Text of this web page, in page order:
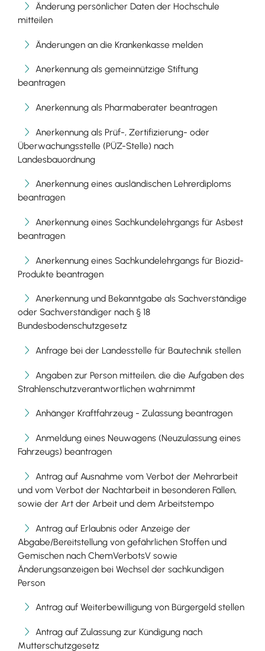
Änderung persönlicher Daten der Hochschule
mitteilen
Änderungen an die Krankenkasse melden
Anerkennung als gemeinnützige Stiftung
beantragen
Anerkennung als Pharmaberater beantragen
Anerkennung als Prüf-, Zertifizierung- oder
Überwachungsstelle (PÜZ-Stelle) nach
Landesbauordnung
Anerkennung eines ausländischen Lehrerdiploms
beantragen
Anerkennung eines Sachkundelehrgangs für Asbest
beantragen
Anerkennung eines Sachkundelehrgangs für Biozid-
Produkte beantragen
Anerkennung und Bekanntgabe als Sachverständige
oder Sachverständiger nach § 18
Bundesbodenschutzgesetz
Anfrage bei der Landesstelle für Bautechnik stellen
Angaben zur Person mitteilen, die die Aufgaben des
Strahlenschutzverantwortlichen wahrnimmt
Anhänger Kraftfahrzeug - Zulassung beantragen
Anmeldung eines Neuwagens (Neuzulassung eines
Fahrzeugs) beantragen
Antrag auf Ausnahme vom Verbot der Mehrarbeit
und vom Verbot der Nachtarbeit in besonderen Fällen,
sowie der Art der Arbeit und dem Arbeitstempo
Antrag auf Erlaubnis oder Anzeige der
Abgabe/Bereitstellung von gefährlichen Stoffen und
Gemischen nach ChemVerbotsV sowie
Änderungsanzeigen bei Wechsel der sachkundigen
Person
Antrag auf Weiterbewilligung von Bürgergeld stellen
Antrag auf Zulassung zur Kündigung nach
Mutterschutzgesetz